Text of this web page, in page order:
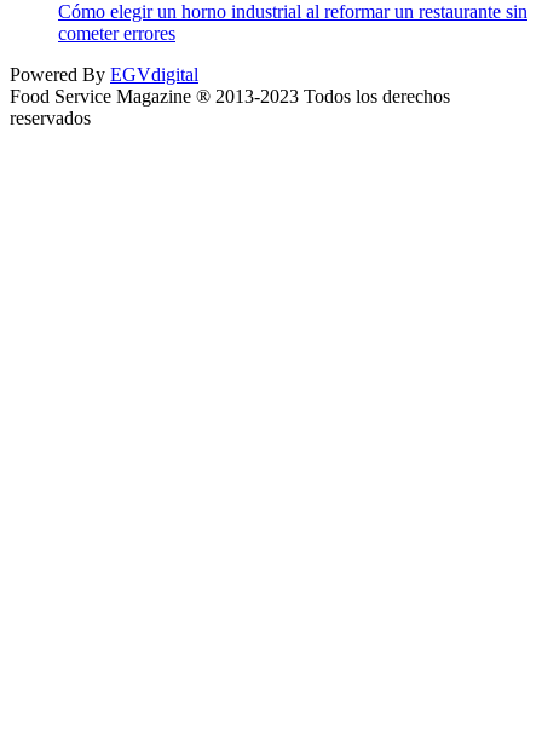
Cómo elegir un horno industrial al reformar un restaurante sin
cometer errores
Powered By EGVdigital
Food Service Magazine ® 2013-2023 Todos los derechos
reservados